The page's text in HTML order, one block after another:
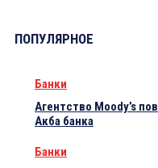
ПОПУЛЯРНОЕ
Банки
Агентство Moody’s
Акба банка
Банки